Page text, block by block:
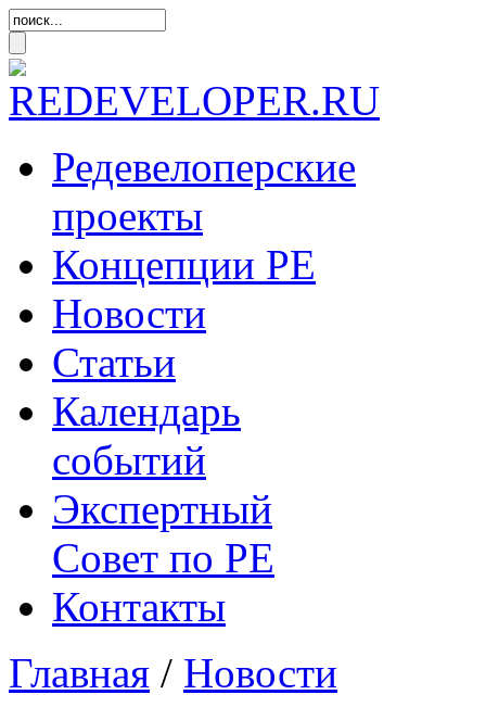
Редевелоперские
проекты
Концепции РЕ
Новости
Статьи
Календарь
событий
Экспертный
Совет по РЕ
Контакты
Главная / Новости